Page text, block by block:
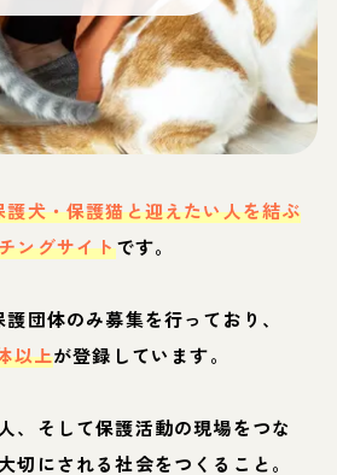
護犬・保護猫と迎えたい人を結ぶ
ングサイトです。
団体のみ募集を行っており、
以上が登録しています。
、そして保護活動の現場をつな
切にされる社会をつくること。